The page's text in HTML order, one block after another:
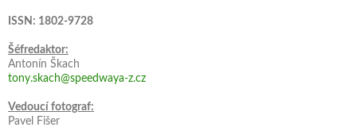
ISSN: 1802-9728
Šéfredaktor:
Antonín Škach
tony.skach@speedwaya-z.cz
Vedoucí fotograf:
Pavel Fišer